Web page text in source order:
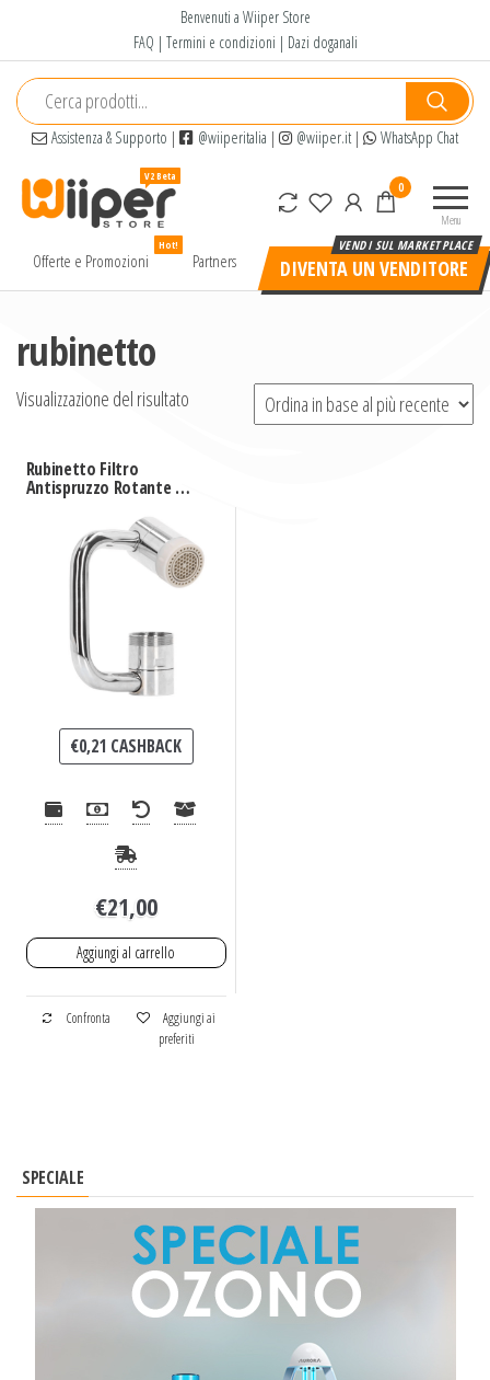
contenuto
Benvenuti a Wiiper Store
FAQ | Termini e condizioni | Dazi doganali
Assistenza & Supporto | @wiiperitalia | @wiiper.it| WhatsApp Chat
alta
Menu
0
Offerte e Promozioni
Hot!
Partners DIVENTA UN VENDITORE
rubinetto
Visualizzazione del risultato
Rubinetto Filtro
Antispruzzo Rotante a
€0,21 CASHBACK
€21,00
Aggiungi al carrello
Confronta
Aggiungi ai
preferiti
SPECIALE